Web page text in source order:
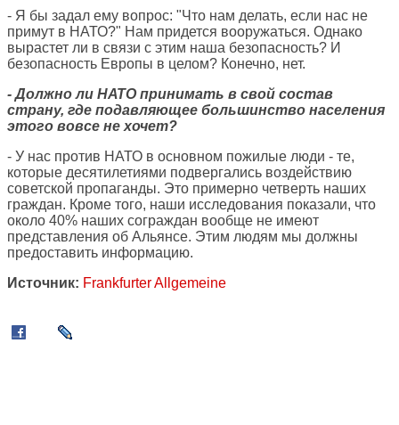
- Я бы задал ему вопрос: "Что нам делать, если нас не
примут в НАТО?" Нам придется вооружаться. Однако
вырастет ли в связи с этим наша безопасность? И
безопасность Европы в целом? Конечно, нет.
- Должно ли НАТО принимать в свой состав
страну, где подавляющее большинство населения
этого вовсе не хочет?
- У нас против НАТО в основном пожилые люди - те,
которые десятилетиями подвергались воздействию
советской пропаганды. Это примерно четверть наших
граждан. Кроме того, наши исследования показали, что
около 40% наших сограждан вообще не имеют
представления об Альянсе. Этим людям мы должны
предоставить информацию.
Источник: Frankfurter Allgemeine